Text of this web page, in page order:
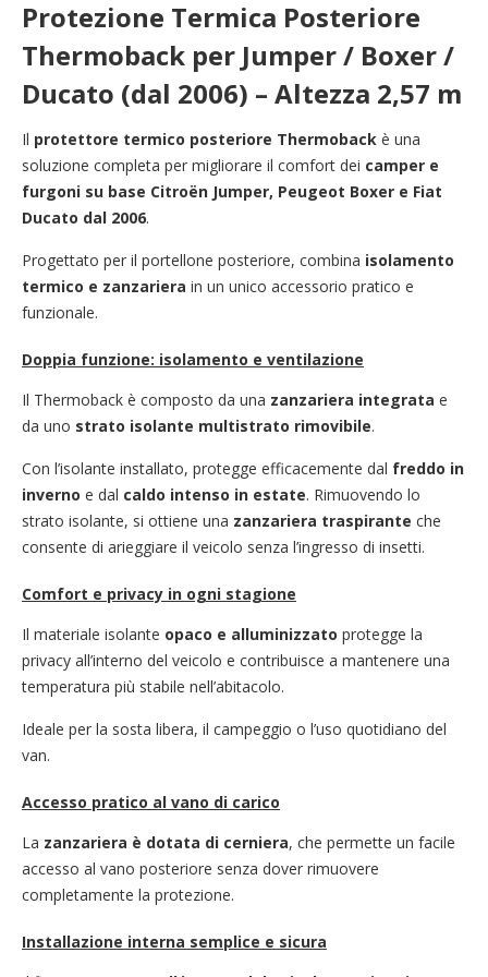
Protezione Termica Posteriore
Thermoback per Jumper / Boxer /
Ducato (dal 2006) – Altezza 2,57 m
Il protettore termico posteriore Thermoback è una
soluzione completa per migliorare il comfort dei camper e
furgoni su base Citroën Jumper, Peugeot Boxer e Fiat
Ducato dal 2006.
Progettato per il portellone posteriore, combina isolamento
termico e zanzariera in un unico accessorio pratico e
funzionale.
Doppia funzione: isolamento e ventilazione
Il Thermoback è composto da una zanzariera integrata e
da uno strato isolante multistrato rimovibile.
Con l’isolante installato, protegge efficacemente dal freddo in
inverno e dal caldo intenso in estate. Rimuovendo lo
strato isolante, si ottiene una zanzariera traspirante che
consente di arieggiare il veicolo senza l’ingresso di insetti.
Comfort e privacy in ogni stagione
Il materiale isolante opaco e alluminizzato protegge la
privacy all’interno del veicolo e contribuisce a mantenere una
temperatura più stabile nell’abitacolo.
Ideale per la sosta libera, il campeggio o l’uso quotidiano del
van.
Accesso pratico al vano di carico
La zanzariera è dotata di cerniera, che permette un facile
accesso al vano posteriore senza dover rimuovere
completamente la protezione.
Installazione interna semplice e sicura